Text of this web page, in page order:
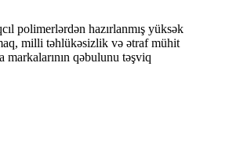
polimerlərdən hazırlanmış yüksək
milli təhlükəsizlik və ətraf mühit
markalarının qəbulunu təşviq